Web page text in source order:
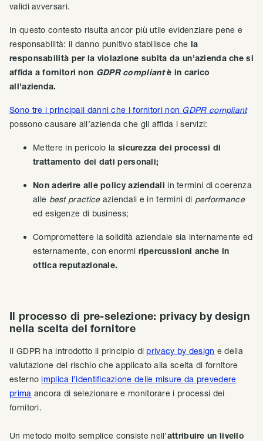
validi avversari.
In questo contesto risulta ancor più utile evidenziare pene e
responsabilità: il danno punitivo stabilisce che la
responsabilità per la violazione subita da un’azienda che si
affida a fornitori non GDPR compliantè in carico
all’azienda.
Sono tre i principali danni che i fornitori non GDPR compliant
possono causare all’azienda che gli affida i servizi:
Mettere in pericolo la sicurezza dei processi di
trattamento dei dati personali;
Non aderire alle policy aziendali in termini di coerenza
alle best practiceaziendali e in termini di performance
ed esigenze di business;
Compromettere la solidità aziendale sia internamente ed
esternamente, con enormi ripercussioni anche in
ottica reputazionale.
Il processo di pre-selezione: privacy by design
nella scelta del fornitore
Il GDPR ha introdotto il principio di privacy by design e della
valutazione del rischio che applicato alla scelta di fornitore
esterno implica l’identificazione delle misure da prevedere
prima ancora di selezionare e monitorare i processi dei
fornitori.
Un metodo molto semplice consiste nell’attribuire un livello